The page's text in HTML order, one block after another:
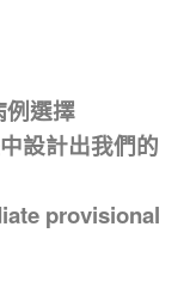
例選擇
設計出我們的
provisional